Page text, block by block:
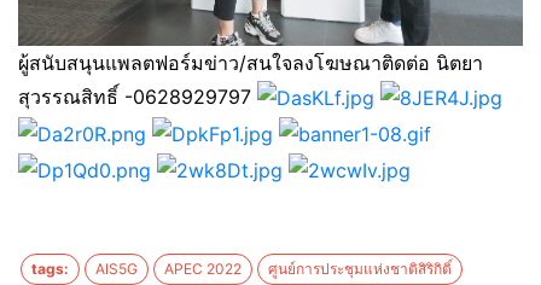
ผู้สนับสนุนแพลตฟอร์มข่าว/สนใจลงโฆษณาติดต่อ นิตยา
สุวรรณสิทธิ์ -0628929797
tags: AIS5G APEC 2022 ศูนย์การประชุมแห่งชาติสิริกิติ์